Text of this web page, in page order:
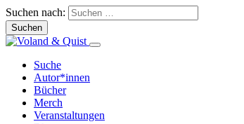
Suchen nach:
Suche
Autor*innen
Bücher
Merch
Veranstaltungen